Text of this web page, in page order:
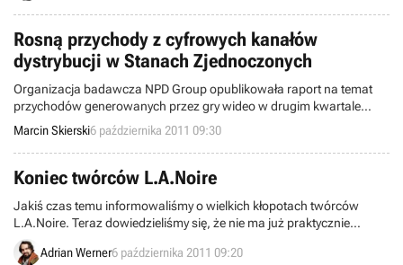
Rosną przychody z cyfrowych kanałów
dystrybucji w Stanach Zjednoczonych
Organizacja badawcza NPD Group opublikowała raport na temat
przychodów generowanych przez gry wideo w drugim kwartale
bieżącego roku w Stanach Zjednoczonych. Uzyskane wyniki
pokazują rosnącą przewagę cyfrowych kanałów dystrybucji nad
sklepowym modelem sprzedaży.
Marcin Skierski6 października 2011 09:30
Koniec twórców L.A.Noire
Jakiś czas temu informowaliśmy o wielkich kłopotach twórców
L.A.Noire. Teraz dowiedzieliśmy się, że nie ma już praktycznie
żadnych szans na ocalenie zespołu Team Bondi. Studio lada dzień
przestanie istnieć.
Adrian Werner6 października 2011 09:20